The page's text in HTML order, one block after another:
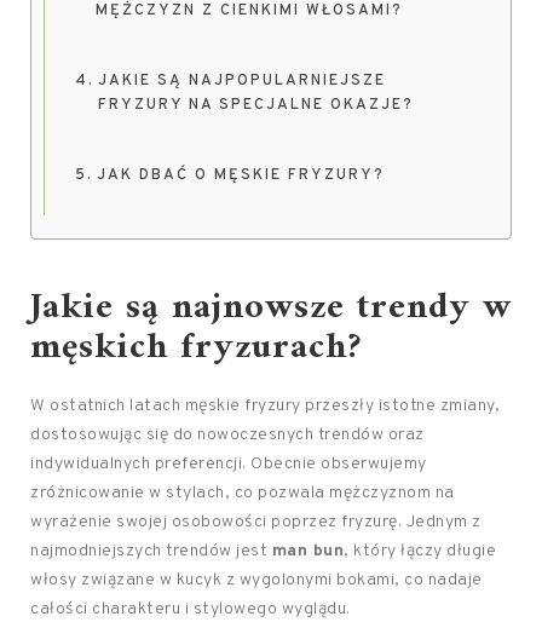
MĘŻCZYZN Z CIENKIMI WŁOSAMI?
JAKIE SĄ NAJPOPULARNIEJSZE
FRYZURY NA SPECJALNE OKAZJE?
JAK DBAĆ O MĘSKIE FRYZURY?
Jakie są najnowsze trendy w
męskich fryzurach?
W ostatnich latach męskie fryzury przeszły istotne zmiany,
dostosowując się do nowoczesnych trendów oraz
indywidualnych preferencji. Obecnie obserwujemy
zróżnicowanie w stylach, co pozwala mężczyznom na
wyrażenie swojej osobowości poprzez fryzurę. Jednym z
najmodniejszych trendów jest man bun, który łączy długie
włosy związane w kucyk z wygolonymi bokami, co nadaje
całości charakteru i stylowego wyglądu.